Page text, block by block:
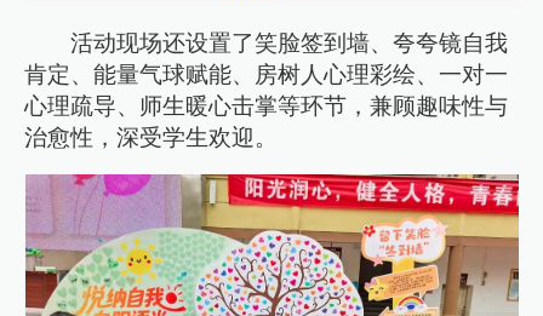
活动现场还设置了笑脸签到墙、夸夸镜自我
肯定、能量气球赋能、房树人心理彩绘、一对一
心理疏导、师生暖心击掌等环节，兼顾趣味性与
治愈性，深受学生欢迎。